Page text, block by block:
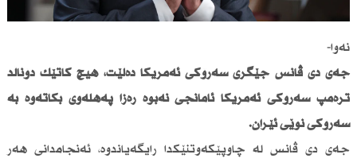
نەوا-
جەی دی ڤانس جێگری سەرۆكی ئەمریكا دەڵێت، هیچ كاتێك دۆناڵد
ترەمپ سەرۆكی ئەمریكا ئامانجی نەبوە رەزا پەهلەوی بكاتەوە بە
سەرۆكی نوێی ئێران.
جەی دی ڤانس لە چاوپێكەوتنێكدا رایگەیاندوە، ئەنجامدانی هەر